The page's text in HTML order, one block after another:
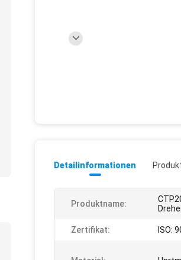
Detailinformationen
Produktname:
Zertifikat: ISO: